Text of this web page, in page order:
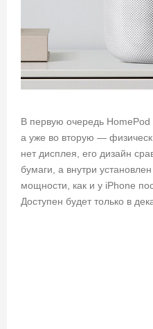
В первую очередь
а уже во вторую —
нет дисплея, его дизайн
бумаги, а внутри
мощности, как и у iPhone
Доступен будет только в